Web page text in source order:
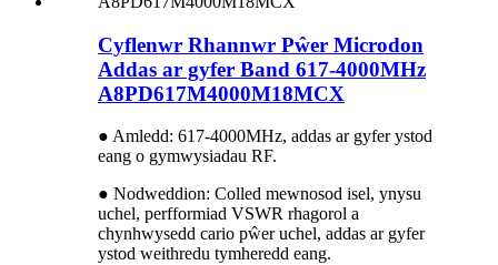
Cyflenwr Rhannwr Pŵer Microdon
Addas ar gyfer Band 617-4000MHz
A8PD617M4000M18MCX
● Amledd: 617-4000MHz, addas ar gyfer ystod
eang o gymwysiadau RF.
● Nodweddion: Colled mewnosod isel, ynysu
uchel, perfformiad VSWR rhagorol a
chynhwysedd cario pŵer uchel, addas ar gyfer
ystod weithredu tymheredd eang.